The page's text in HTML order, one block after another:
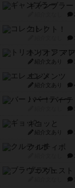
ギャンブラー
コレクト！
トリオンフ
紹介文あり
エレメンツ
紹介文あり
バー！パーテ
ギョッと
紹介文あり
クルティボ
ブラヴェスト